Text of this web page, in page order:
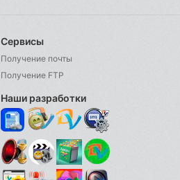
Сервисы
Получение почты
Получение FTP
Наши разработки